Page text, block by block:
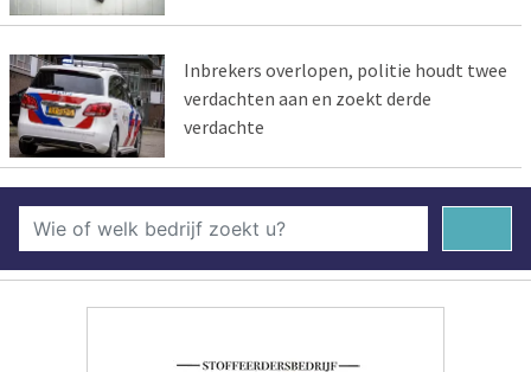
Inbrekers overlopen, politie houdt twee
verdachten aan en zoekt derde
verdachte